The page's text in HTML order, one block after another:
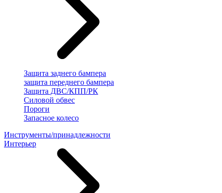
Защита заднего бампера
защита переднего бампера
Защита ДВС/КПП/РК
Силовой обвес
Пороги
Запасное колесо
Инструменты/принадлежности
Интерьер